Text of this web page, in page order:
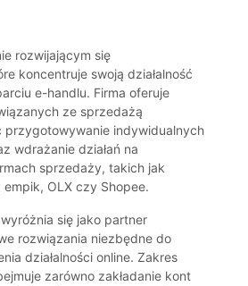
rozwijającym się
koncentruje swoją działalność
e-handlu. Firma oferuje
ze sprzedażą
przygotowywanie indywidualnych
wdrażanie działań na
sprzedaży, takich jak
empik, OLX czy Shopee.
wyróżnia się jako partner
rozwiązania niezbędne do
działalności online. Zakres
zarówno zakładanie kont